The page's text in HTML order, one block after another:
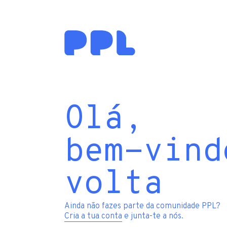
Olá,
bem-
volta
Ainda não fazes parte da comunidade PPL?
Cria a tua conta e junta-te a nós.